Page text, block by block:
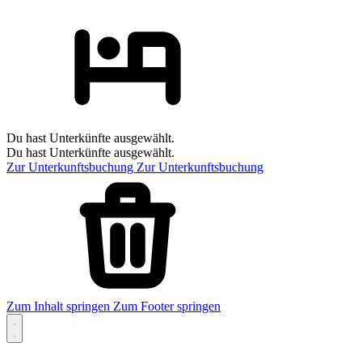
Du hast Unterkünfte ausgewählt.
Du hast Unterkünfte ausgewählt.
Zur Unterkunftsbuchung Zur Unterkunftsbuchung
Zum Inhalt springen Zum Footer springen